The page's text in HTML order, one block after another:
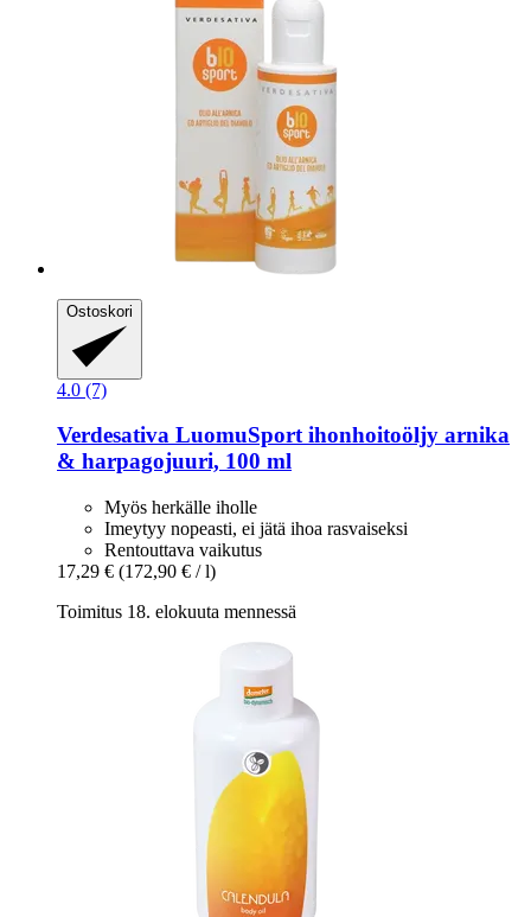
Ostoskori
4.0 (7)
Verdesativa LuomuSport ihonhoitoöljy arnika
& harpagojuuri, 100 ml
Myös herkälle iholle
Imeytyy nopeasti, ei jätä ihoa rasvaiseksi
Rentouttava vaikutus
17,29 € (172,90 € / l)
Toimitus 18. elokuuta mennessä